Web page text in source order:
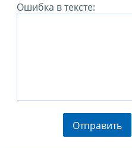
Ошибка в тексте:
Отправить